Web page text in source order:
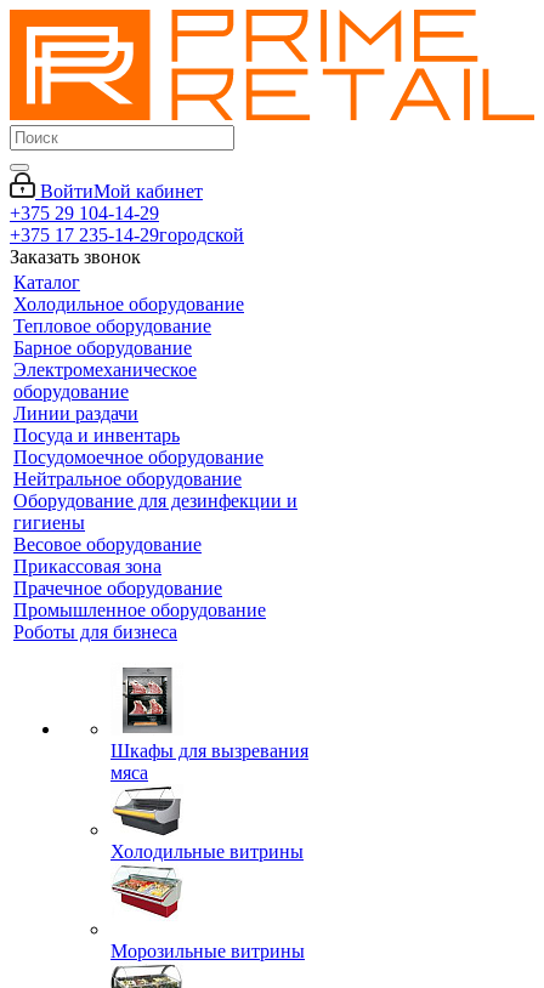
ВойтиМой кабинет
+375 29 104-14-29
+375 17 235-14-29городской
Заказать звонок
Каталог
Холодильное оборудование
Тепловое оборудование
Барное оборудование
Электромеханическое
оборудование
Линии раздачи
Посуда и инвентарь
Посудомоечное оборудование
Нейтральное оборудование
Оборудование для дезинфекции и
гигиены
Весовое оборудование
Прикассовая зона
Прачечное оборудование
Промышленное оборудование
Роботы для бизнеса
Шкафы для вызревания
мяса
Холодильные витрины
Морозильные витрины